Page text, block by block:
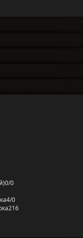
0/0
4/0
216